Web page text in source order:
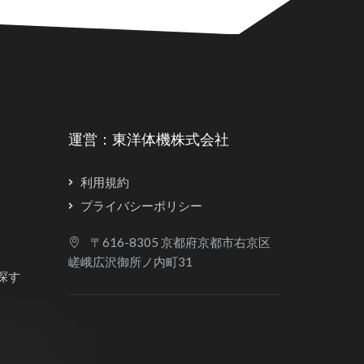
す
運営：東洋体機株式会社
利用規約
プライバシーポリシー
〒616-8305 京都府京都市右京区
嵯峨広沢御所ノ内町31